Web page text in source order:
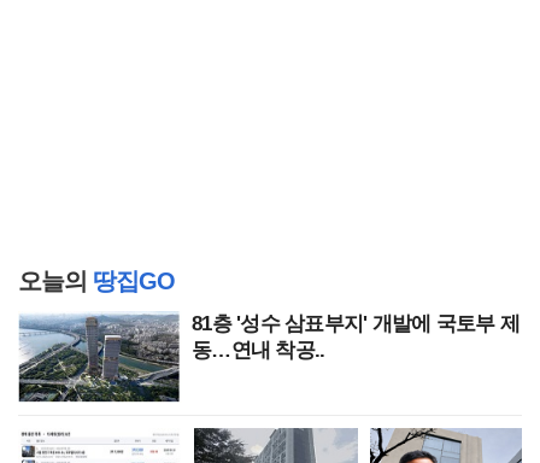
오늘의 땅집GO
81층 '성수 삼표부지' 개발에 국토부 제
동…연내 착공..